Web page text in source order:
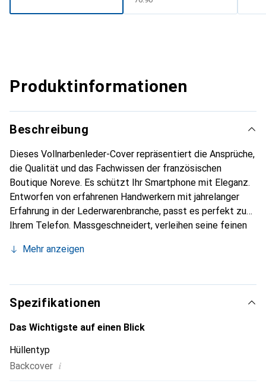
Produktinformationen
Beschreibung
Dieses Vollnarbenleder-Cover repräsentiert die Ansprüche,
die Qualität und das Fachwissen der französischen
Boutique Noreve. Es schützt Ihr Smartphone mit Eleganz.
Entworfen von erfahrenen Handwerkern mit jahrelanger
Erfahrung in der Lederwarenbranche, passt es perfekt zu
Ihrem Telefon. Massgeschneidert, verleihen seine feinen
und unverzichtbaren Accessoire für Ihr Smartphone.
die Marke Noreve eine zuverlässige Wahl für eine
anspruchsvolle Kundschaft.
Mehr anzeigen
Spezifikationen
Das Wichtigste auf einen Blick
Hüllentyp
Backcover i